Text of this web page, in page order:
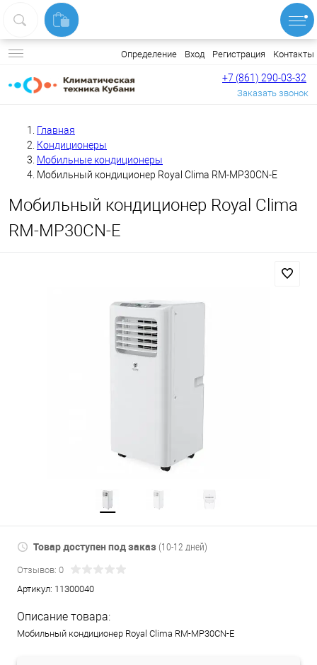
Определение Вход Регистрация Контакты
+7 (861) 290-03-32
Заказать звонок
Главная
Кондиционеры
Мобильные кондиционеры
Мобильный кондиционер Royal Clima RM-MP30CN-E
Мобильный кондиционер Royal Clima
RM-MP30CN-E
Товар доступен под заказ (10-12 дней)
Отзывов: 0
Артикул: 11300040
Описание товара:
Мобильный кондиционер Royal Clima RM-MP30CN-E